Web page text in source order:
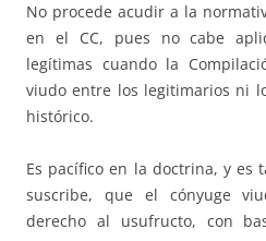
No procede acudir a la
en el CC, pues no cabe
legítimas cuando la
viudo entre los legitimarios ni
histórico.
Es pacífico en la doctrina, y
suscribe, que el cónyuge
derecho al usufructo, con